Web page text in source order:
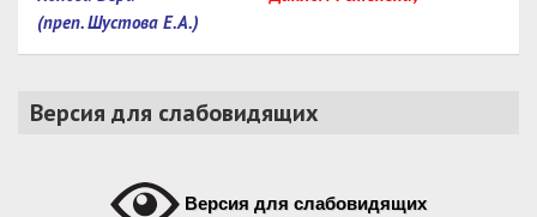
(преп. Шустова Е.А.)
Версия для слабовидящих
Версия для слабовидящих